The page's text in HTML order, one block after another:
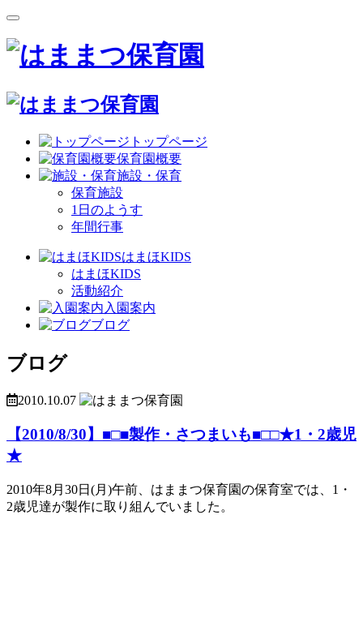
トップページ
保育園概要
施設・保育
保育施設
1日のようす
年間行事
はまほKIDS
はまほKIDS
活動紹介
入園案内
ブログ
ブログ
2010.10.07
【2010/8/30】■□■製作・さつまいも■□□★1・2歳児
★
2010年8月30日(月)午前、はままつ保育園の保育室では、1・
2歳児達が製作に取り組んでいました。